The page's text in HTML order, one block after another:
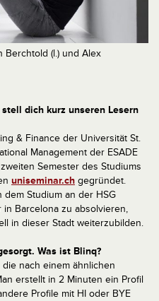
Berchtold (l.) und Alex
dich kurz unseren Lesern
& Finance der Universität St.
Management der ESADE
Semester des Studiums
uniseminar.ch gegründet.
Studium an der HSG
Barcelona zu absolvieren,
in dieser Stadt weiterzubilden.
Was ist Blinq?
nach einem ähnlichen
erstellt in 2 Minuten ein Profil
Profile mit HI oder BYE